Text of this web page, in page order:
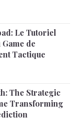
Le Tutoriel
de
Tactique
The Strategic
Transforming